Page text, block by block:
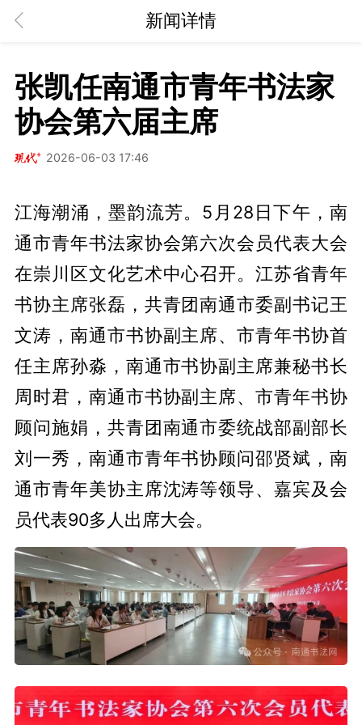
新闻详情
张凯任南通市青年书法家
协会第六届主席
2026-06-03 17:46
江海潮涌，墨韵流芳。5月28日下午，南
通市青年书法家协会第六次会员代表大会
在崇川区文化艺术中心召开。江苏省青年
书协主席张磊，共青团南通市委副书记王
文涛，南通市书协副主席、市青年书协首
任主席孙淼，南通市书协副主席兼秘书长
周时君，南通市书协副主席、市青年书协
顾问施娟，共青团南通市委统战部副部长
刘一秀，南通市青年书协顾问邵贤斌，南
通市青年美协主席沈涛等领导、嘉宾及会
员代表90多人出席大会。